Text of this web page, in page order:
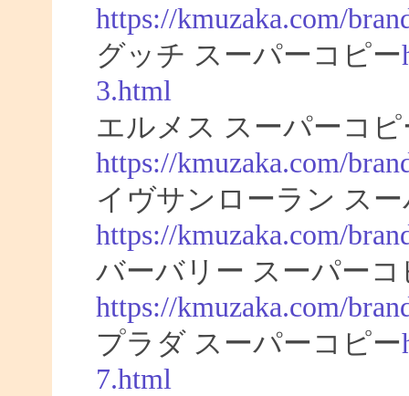
https://kmuzaka.com/
グッチ スーパーコピー
3.html
エルメス スーパーコピ
https://kmuzaka.com/
イヴサンローラン ス
https://kmuzaka.com/
バーバリー スーパーコ
https://kmuzaka.com/
プラダ スーパーコピー
7.html